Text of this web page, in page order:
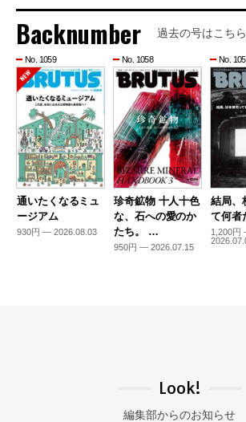
Backnumber 過去の号はこち
No. 1059
通いたくなるミュ
ージアム
930円 — 2026.08.03
No. 1058
珍奇鉱物 十人十色
な、石への愛のか
たち。 …
950円 — 2026.07.15
No.
結局、
て何者
1,200円
Look!
編集部からのお知らせ